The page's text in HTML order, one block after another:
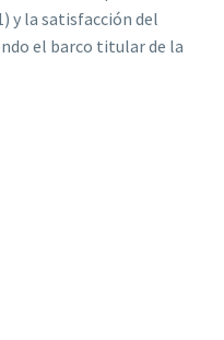
y la satisfacción del
el barco titular de la